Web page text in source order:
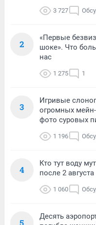
3 727
2
«Первые
шоке». Что
нас
1 275 1
3
Игривые
огромных
фото суровых
1 196
4
Кто тут воду
после 2 августа
1 060
Десять